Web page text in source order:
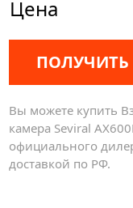
Цена
ПОЛУЧИТЬ
Вы можете купить
камера Seviral
официального
доставкой по РФ.